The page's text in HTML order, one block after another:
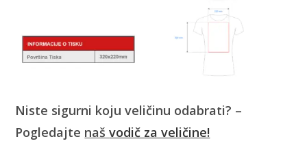
Niste sigurni koju veličinu odabrati? –
Pogledajte našvodič za veličine!